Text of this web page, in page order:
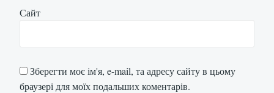
Сайт
Зберегти моє ім'я, e-mail, та адресу сайту в цьому
браузері для моїх подальших коментарів.